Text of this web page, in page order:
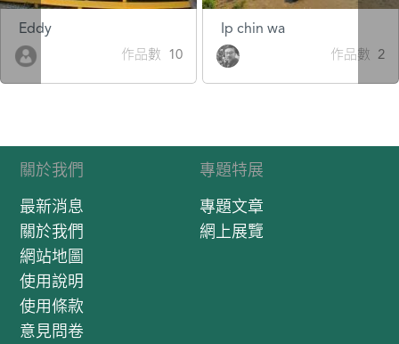
Eddy
作品數 10
Ip chin wa
作品數 2
關於我們
最新消息
關於我們
網站地圖
使用說明
使用條款
意見問卷
專題特展
專題文章
網上展覽